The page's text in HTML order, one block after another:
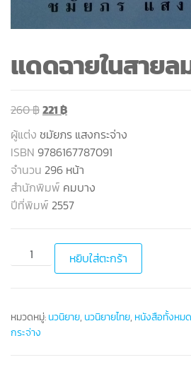
แดดฉายในสายล
260฿221฿
ผู้แต่ง ชมัยภร แสงกระจ่าง
ISBN 9786167787091
จำนวน 296 หน้า
สำนักพิมพ์ คมบาง
ปีที่พิมพ์ 2557
หยิบใส่ตะกร้า
หมวดหมู่:นวนิยาย, นวนิยายไทย, หนังสือทั้งหมด
กระจ่าง